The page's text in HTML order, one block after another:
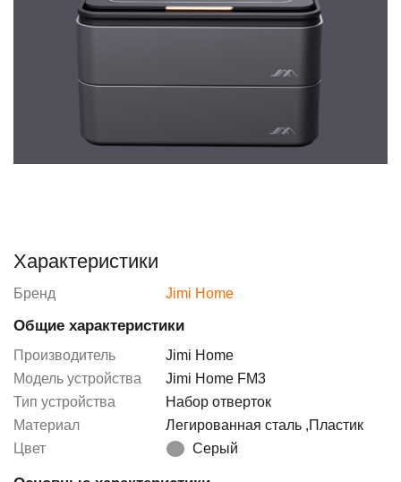
Характеристики
Бренд Jimi Home
Общие характеристики
Производитель
Jimi Home
Модель устройства
Jimi Home FM3
Тип устройства
Набор отверток
Материал
Легированная сталь ,Пластик
Цвет
Серый